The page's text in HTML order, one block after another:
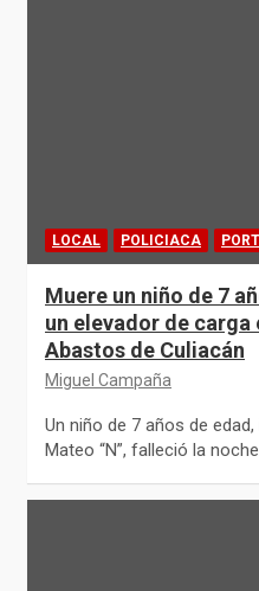
LOCAL POLICIACA
Muere un niño de 7
un elevador de carga
Abastos de Culiacán
Miguel Campaña
Un niño de 7 años de
Mateo “N”, falleció la